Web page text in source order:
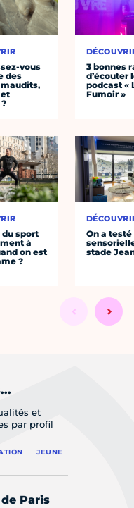
vous
des
du sport
à
on est
?
3 bonnes
d’écouter
podcast «
Fumoir »
On a
stade
et
par profil
JEUNE
Paris